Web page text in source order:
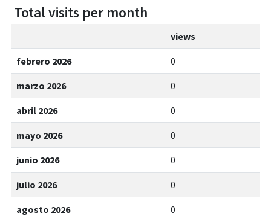
Total visits per month
views
febrero 2026 0
marzo 2026 0
abril 2026 0
mayo 2026 0
junio 2026 0
julio 2026 0
agosto 2026 0